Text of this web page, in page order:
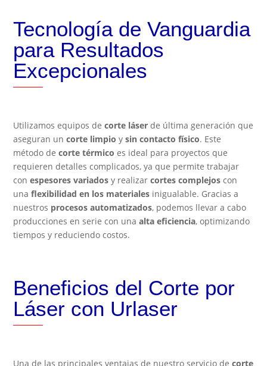
Tecnología de Vanguardia
para Resultados
Excepcionales
Utilizamos equipos decorte láser de última generación que
aseguran uncorte limpio ysin contacto físico. Este
método decorte térmico es ideal para proyectos que
requieren detalles complicados, ya que permite trabajar
conespesores variados y realizarcortes complejos con
unaflexibilidad en los materiales inigualable. Gracias a
nuestros procesos automatizados, podemos llevar a cabo
producciones en serie con unaalta eficiencia, optimizando
tiempos y reduciendo costos.
Beneficios del Corte por
Láser con Urlaser
Una de las principales ventajas de nuestro servicio de corte